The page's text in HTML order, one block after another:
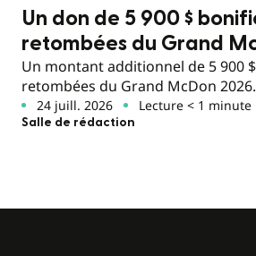
Un don de 5 900 $
retombées du Grand
Un montant additionnel de 5 900
retombées du Grand McDon 2026.
24 juill. 2026 Lecture < 1 minute
Salle de rédaction